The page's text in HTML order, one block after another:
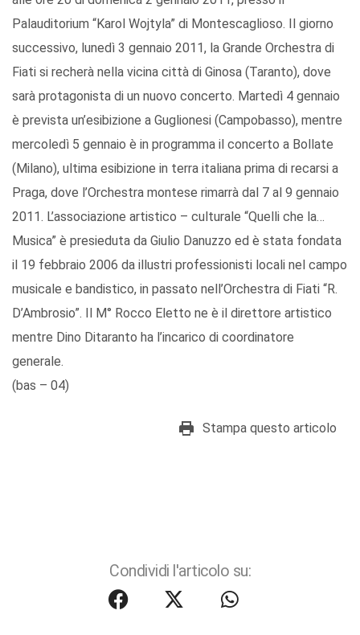
Palauditorium “Karol Wojtyla” di Montescaglioso. Il giorno
successivo, lunedì 3 gennaio 2011, la Grande Orchestra di
Fiati si recherà nella vicina città di Ginosa (Taranto), dove
sarà protagonista di un nuovo concerto. Martedì 4 gennaio
è prevista un’esibizione a Guglionesi (Campobasso), mentre
mercoledì 5 gennaio è in programma il concerto a Bollate
(Milano), ultima esibizione in terra italiana prima di recarsi a
Praga, dove l’Orchestra montese rimarrà dal 7 al 9 gennaio
2011. L’associazione artistico – culturale “Quelli che la…
Musica” è presieduta da Giulio Danuzzo ed è stata fondata
il 19 febbraio 2006 da illustri professionisti locali nel campo
musicale e bandistico, in passato nell’Orchestra di Fiati “R.
D’Ambrosio”. Il M° Rocco Eletto ne è il direttore artistico
mentre Dino Ditaranto ha l’incarico di coordinatore
generale.
(bas – 04)
Stampa questo articolo
Condividi l'articolo su: